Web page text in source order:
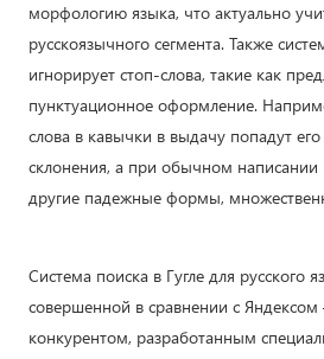
морфологию языка, что актуально
русскоязычного сегмента. Также
игнорирует стоп-слова, такие как
пунктуационное оформление.
слова в кавычки в выдачу попадут
склонения, а при обычном написании
другие падежные формы,
Система поиска в Гугле для русского
совершенной в сравнении с
конкурентом, разработанным